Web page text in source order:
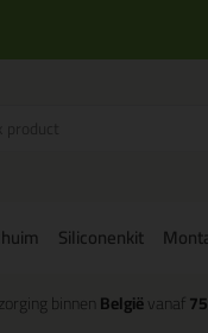
Siliconenkit
binnenBelgiëvanaf